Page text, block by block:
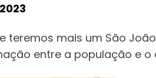
teremos mais um São
entre a população e